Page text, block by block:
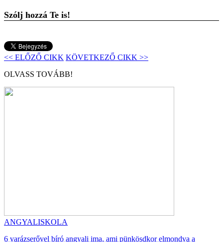
Szólj hozzá Te is!
<< ELŐZŐ CIKK KÖVETKEZŐ CIKK >>
OLVASS TOVÁBB!
ANGYALISKOLA
6 varázserővel bíró angyali ima, ami pünkösdkor elmondva a